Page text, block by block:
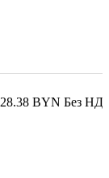
BYN Без